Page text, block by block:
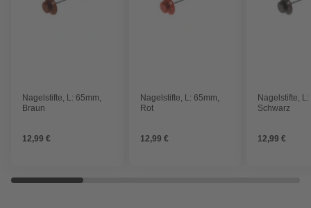
Nagelstifte, L: 65mm,
Braun
12,99 €
Nagelstifte, L: 65mm,
Rot
12,99 €
Nagelstifte,
Schwarz
12,99 €